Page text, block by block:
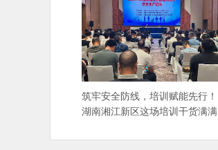
筑牢安全防线，培训赋能先行！
湖南湘江新区这场培训干货满满